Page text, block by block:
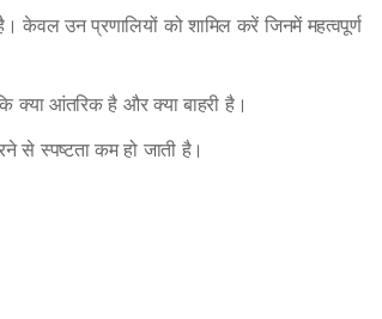
केवल उन प्रणालियों को शामिल करें जिनमें महत्वपूर्ण
क्या आंतरिक है और क्या बाहरी है।
से स्पष्टता कम हो जाती है।